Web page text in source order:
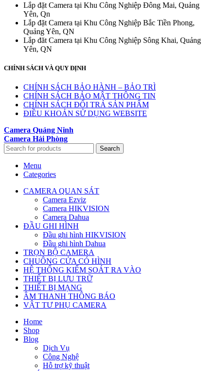
Lắp đặt Camera tại Khu Công Nghiệp Đông Mai, Quảng
Yên, Qn
Lắp đặt Camera tại Khu Công Nghiệp Bắc Tiền Phong,
Quảng Yên, QN
Lắp đăt Camera tại Khu Công Nghiệp Sông Khai, Quảng
Yên, QN
CHÍNH SÁCH VÀ QUY ĐỊNH
CHÍNH SÁCH BẢO HÀNH – BẢO TRÌ
CHÍNH SÁCH BẢO MẬT THÔNG TIN
CHÍNH SÁCH ĐỔI TRẢ SẢN PHẨM
ĐIỀU KHOẢN SỬ DỤNG WEBSITE
Camera Quảng Ninh
Camera Hải Phòng
Search
Menu
Categories
CAMERA QUAN SÁT
Camera Ezviz
Camera HIKVISION
Camera Dahua
ĐẦU GHI HÌNH
Đầu ghi hình HIKVISION
Đầu ghi hình Dahua
TRỌN BỘ CAMERA
CHUÔNG CỬA CÓ HÌNH
HỆ THỐNG KIỂM SOÁT RA VÀO
THIẾT BỊ LƯU TRỮ
THIẾT BỊ MẠNG
ÂM THANH THÔNG BÁO
VẬT TƯ PHỤ CAMERA
Home
Shop
Blog
Dịch Vụ
Công Nghệ
Hỗ trợ kỹ thuật